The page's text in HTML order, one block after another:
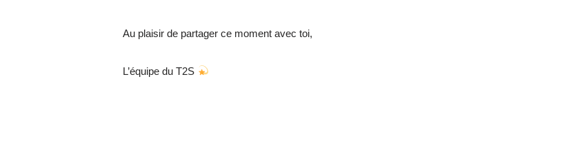
Au plaisir de partager ce moment avec toi,
L’équipe du T2S